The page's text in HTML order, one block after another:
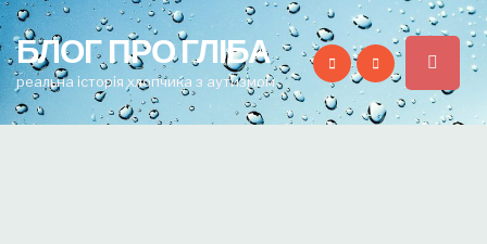
for:
БЛОГ ПРО ГЛІБА
реальна історія хлопчика з аутизмом